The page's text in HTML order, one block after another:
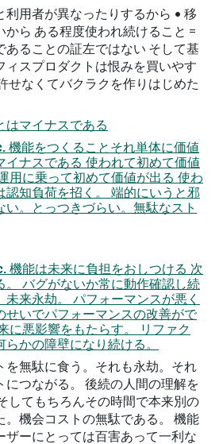
利⽤者が異なったりするから • 移
から ある程度使われ続けること =
あることの証左ではない そして基
ィスプロダクトは恨みを買いやす
せなくてバクラクを作りはじめた
はマイナスである
能をつくることそれ単体に価値
イナスである 使われて初めて価値
⽤に乗って初めて価値が出る 使わ
認知負荷を招く。 端的にいうと邪
い。とっつきづらい。無駄なスト
能は未来に負担をおしつける 次
。 バグがないか常に動作確認し続
未来永劫。 パフォーマンスが悪く
せいでパフォーマンスの改善がで
に悪影響をもたらす。 リファク
かの障壁になり続ける。
を無駄に⾷う。それも永劫。それ
につながる。 後続の⼈間の理解を
してもちろんその時間で本来別の
。機会コストの無駄である。 機能
ザーにとっては百害あって⼀利な